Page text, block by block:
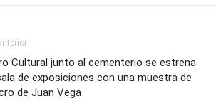
Cultural junto al cementerio se estrena
de exposiciones con una muestra de
de Juan Vega